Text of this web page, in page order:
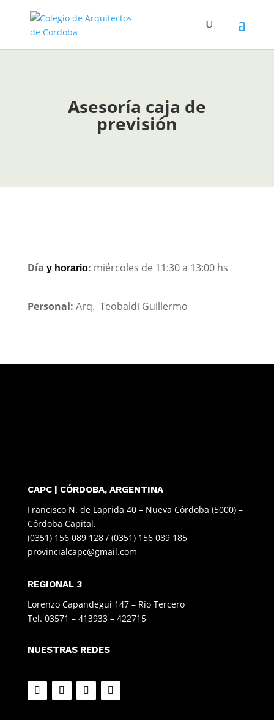
Asesoría caja de
previsión
Día y horario: miércoles de 11:30 a 13:00 hs
Personal: Arq. Teobaldi Guillermo
CAPC | CÓRDOBA, ARGENTINA
Francisco N. de Laprida 40 – Nueva Córdoba (5000) –
Córdoba Capital.
(0351) 156 089 128 / (0351) 156 089 185
provincialcapc@gmail.com
REGIONAL 3
Lorenzo Capandegui 147 – Río Tercero
Tel. 03571 – 413933 – 422715
NUESTRAS REDES